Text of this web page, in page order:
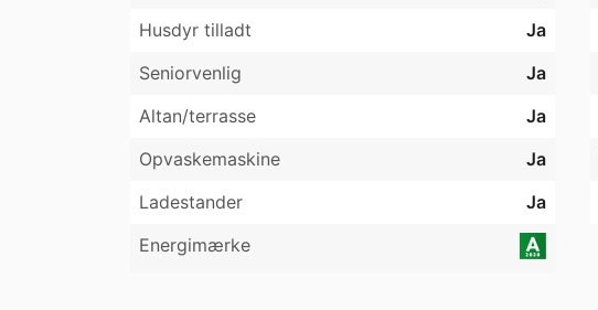
Husdyr tilladt
Ja
Seniorvenlig
Ja
Altan/terrasse
Ja
Opvaskemaskine
Ja
Ladestander
Ja
Energimærke